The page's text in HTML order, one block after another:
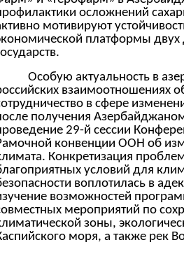
осложнений
мотивируют
платформы двух
Особую актуальность в
взаимоотношениях
в сфере
получения
29-й сессии
конвенции ООН об
Конкретизация
условий для
воплотилась в
возможностей
мероприятий по
зоны,
моря, а также рек